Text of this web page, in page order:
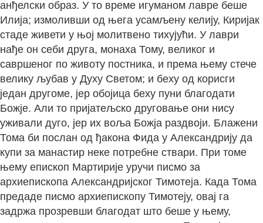
анђелски образ. У то време игуманом лавре беше
Илија; измоливши од њега усамљену келију, Киријак
стаде живети у њој молитвено тихујући. У лаври
нађе он себи друга, монаха Тому, великог и
савршеног по животу постника, и према њему стече
велику љубав у Духу Светом; и беху од корисги
један другоме, јер обојица беху пуни благодати
Божје. Али то пријатељско друговање они нису
уживали дуго, јер их воља Божја раздвоји. Блажени
Тома би послан од ђакона Фида у Александрију да
купи за манастир неке потребне ствари. При томе
њему епископ Мартирије уручи писмо за
архиепископа Александријског Тимотеја. Када Тома
предаде писмо архиепископу Тимотеју, овај га
задржа прозревши благодат што беше у њему,